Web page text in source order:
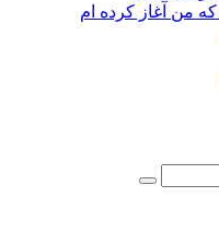
من آغاز کرده ام